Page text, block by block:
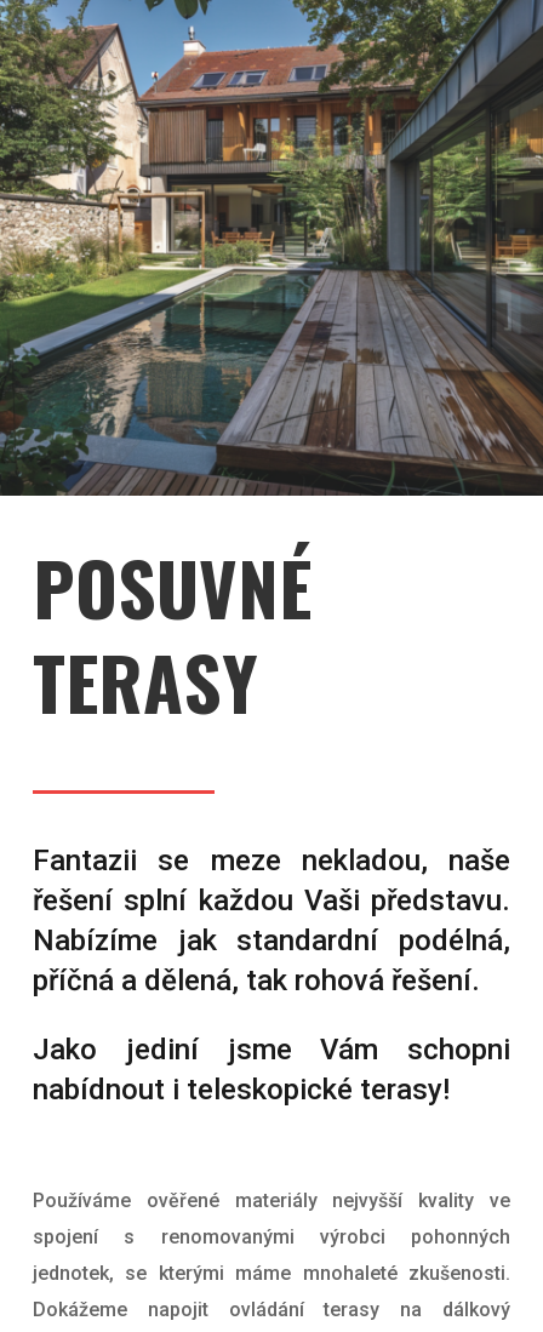
POSUVNÉ
TERASY
Fantazii se meze nekladou, naše
řešení splní každou Vaši představu.
Nabízíme jak standardní podélná,
příčná a dělená, tak rohová řešení.
Jako jediní jsme Vám schopni
nabídnout i teleskopické terasy!
Používáme ověřené materiály nejvyšší kvality ve
spojení s renomovanými výrobci pohonných
jednotek, se kterými máme mnohaleté zkušenosti.
Dokážeme napojit ovládání terasy na dálkový